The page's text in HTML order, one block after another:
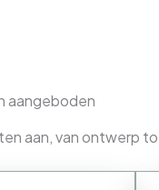
aangeboden
aan, van ontwerp